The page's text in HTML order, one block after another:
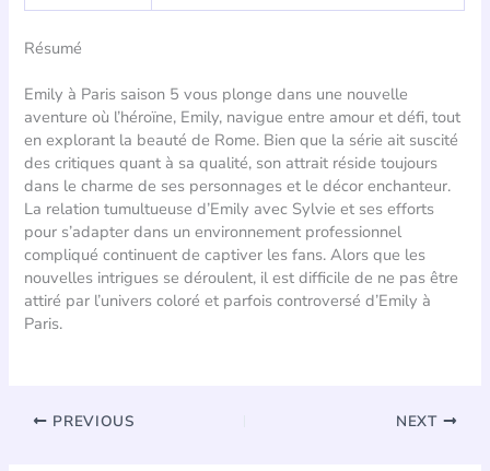
Résumé
Emily à Paris saison 5 vous plonge dans une nouvelle
aventure où l’héroïne, Emily, navigue entre amour et défi, tout
en explorant la beauté de Rome. Bien que la série ait suscité
des critiques quant à sa qualité, son attrait réside toujours
dans le charme de ses personnages et le décor enchanteur.
La relation tumultueuse d’Emily avec Sylvie et ses efforts
pour s’adapter dans un environnement professionnel
compliqué continuent de captiver les fans. Alors que les
nouvelles intrigues se déroulent, il est difficile de ne pas être
attiré par l’univers coloré et parfois controversé d’Emily à
Paris.
PREVIOUS NEXT